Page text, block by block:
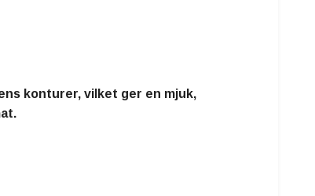
konturer, vilket ger en mjuk,